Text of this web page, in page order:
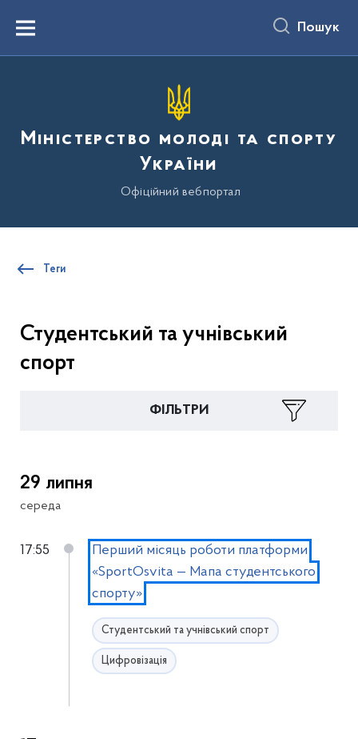
вмістуMenu Пошук
Міністерство молоді та спорту
України
Офіційний вебпортал
Теги
Студентський та учнівський
спорт
ФІЛЬТРИ
29 липня
середа
17:55
Перший місяць роботи платформи
«SportOsvita — Мапа студентського
спорту»
Студентський та учнівський спорт
Цифровізація